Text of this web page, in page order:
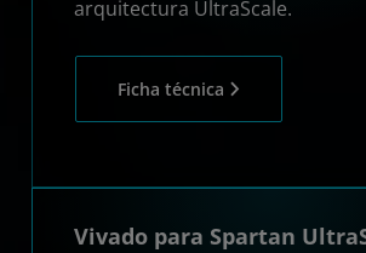
arquitectura UltraScale.
Ficha técnica
Vivado para Spartan